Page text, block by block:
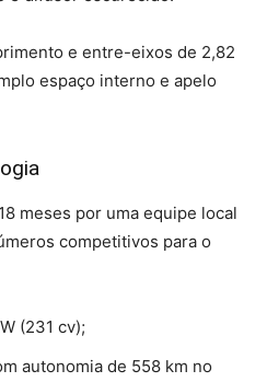
e entre-eixos de 2,82
espaço interno e apelo
meses por uma equipe local
competitivos para o
(231 cv);
autonomia de 558 km no